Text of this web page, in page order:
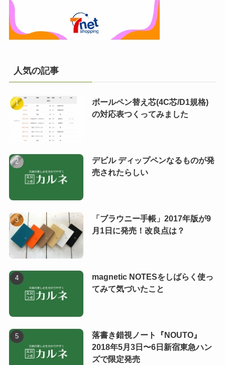
人気の記事
ボールペン替え芯(4C芯/D1規格)
の対応表つくってみました
デビル ディップペンなるものが発
売されたらしい
「ブラウニー手帳」2017年版が9
月1日に発売！改良点は？
magnetic NOTESをしばらく使っ
てみて気づいたこと
落書き錯視ノート『NOUTO』
2018年5月3日〜6日新宿東急ハン
ズで限定発売